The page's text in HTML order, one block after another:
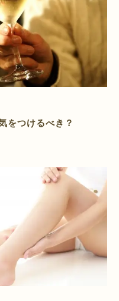
をつけるべき？